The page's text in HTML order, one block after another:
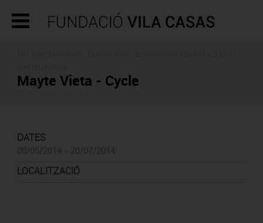
Mayte Vieta - Cycle
DATES
LOCALITZACIÓ